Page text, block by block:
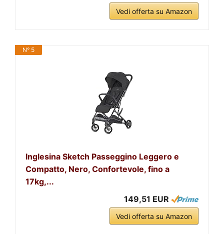
Vedi offerta su Amazon
N° 5
Inglesina Sketch Passeggino Leggero e
Compatto, Nero, Confortevole, fino a
17kg,...
149,51 EUR
Vedi offerta su Amazon